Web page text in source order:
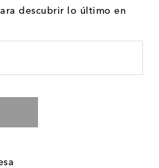
descubrir lo último en